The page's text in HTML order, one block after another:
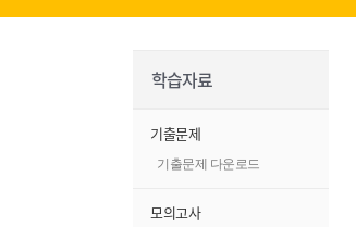
학습자료
기출문제
기출문제 다운로드
모의고사